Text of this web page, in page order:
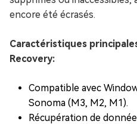
encore été écrasés.
Caractéristiques
Recovery:
Compatible avec
Sonoma (M3, M2, M1).
Récupération de